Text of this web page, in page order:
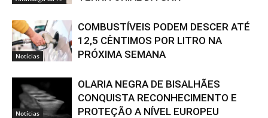
Notícias
COMBUSTÍVEIS PODEM DESCER ATÉ
12,5 CÊNTIMOS POR LITRO NA
PRÓXIMA SEMANA
Notícias
OLARIA NEGRA DE BISALHÃES
CONQUISTA RECONHECIMENTO E
PROTEÇÃO A NÍVEL EUROPEU